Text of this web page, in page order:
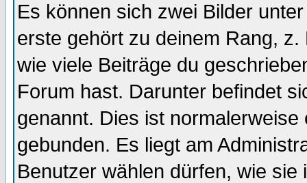
Es können sich zwei Bilder
erste gehört zu deinem Rang,
wie viele Beiträge du
Forum hast. Darunter befindet
genannt. Dies ist
gebunden. Es liegt am
Benutzer wählen dürfen, wie